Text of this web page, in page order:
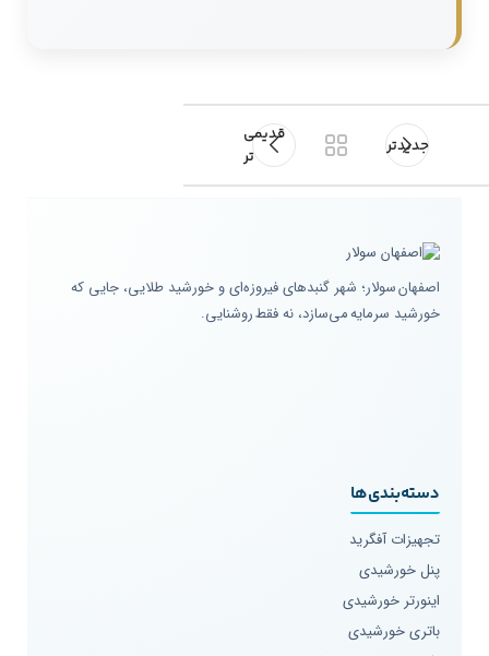
جدیدتر
قدیمی
تر
اصفهان سولار؛ شهر گنبدهای فیروزه‌ای و خورشید طلایی، جایی که
خورشید سرمایه می‌سازد، نه فقط روشنایی.
دسته‌بندی‌ها
تجهیزات آفگرید
پنل خورشیدی
اینورتر خورشیدی
باتری خورشیدی